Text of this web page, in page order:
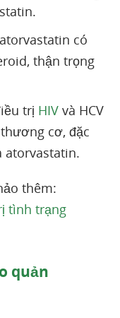
có
thận trọng
trị HIV và HCV
cơ, đặc
atorvastatin.
thêm:
tình trạng
quản